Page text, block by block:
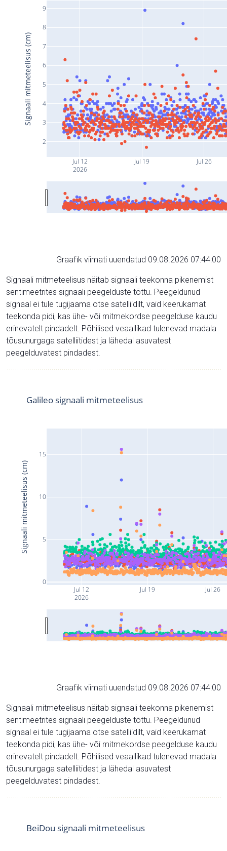
Jul 12
2026
Jul 19 Jul 26
2
3
4
5
6
7
8
9
Signaali mitmeteelisus (cm)
Graafik viimati uuendatud 09.08.2026 07:44:00
Signaali mitmeteelisus näitab signaali teekonna pikenemist
sentimeetrites signaali peegelduste tõttu. Peegeldunud
signaal ei tule tugijaama otse satelliidilt, vaid keerukamat
teekonda pidi, kas ühe- või mitmekordse peegelduse kaudu
erinevatelt pindadelt. Põhilised veaallikad tulenevad madala
tõusunurgaga satelliitidest ja lähedal asuvatest
peegelduvatest pindadest.
Jul 12
2026
Jul 19 Jul 26
0
5
10
15
Galileo signaali mitmeteelisus
Signaali mitmeteelisus (cm)
Graafik viimati uuendatud 09.08.2026 07:44:00
Signaali mitmeteelisus näitab signaali teekonna pikenemist
sentimeetrites signaali peegelduste tõttu. Peegeldunud
signaal ei tule tugijaama otse satelliidilt, vaid keerukamat
teekonda pidi, kas ühe- või mitmekordse peegelduse kaudu
erinevatelt pindadelt. Põhilised veaallikad tulenevad madala
tõusunurgaga satelliitidest ja lähedal asuvatest
peegelduvatest pindadest.
BeiDou signaali mitmeteelisus